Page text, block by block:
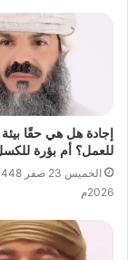
إجادة هل هي حقًا
للعمل؟ أم بؤرة
2026م